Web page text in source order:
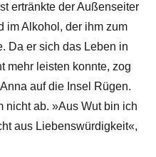
ertränkte der Außenseiter
im Alkohol, der ihm zum
Da er sich das Leben in
mehr leisten konnte, zog
auf die Insel Rügen.
nicht ab. »Aus Wut bin ich
aus Liebenswürdigkeit«,